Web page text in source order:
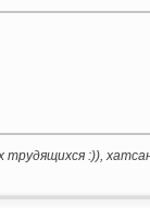
:)),